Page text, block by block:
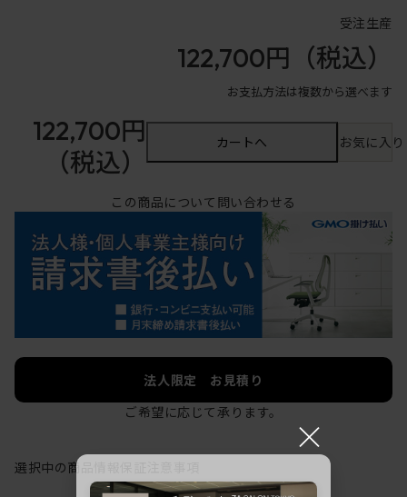
受注生産
122,700円 （税込）
お支払方法は複数から選べます
122,700円
（税込）
カートへ お気に入
この商品について問い合わせる
法人限定 お見積り
ご希望に応じて承ります。
選択中の商品情報
×